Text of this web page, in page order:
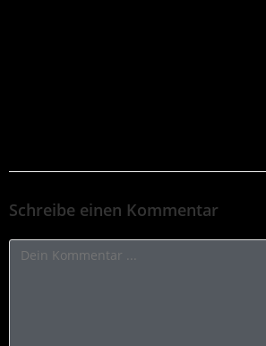
Schreibe einen Kommentar